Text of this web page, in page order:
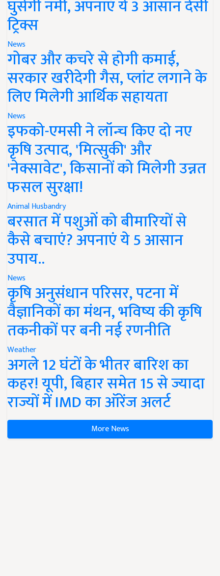
घुसेगी नमी, अपनाएं ये 3 आसान देसी
ट्रिक्स
News
गोबर और कचरे से होगी कमाई,
सरकार खरीदेगी गैस, प्लांट लगाने के
लिए मिलेगी आर्थिक सहायता
News
इफको-एमसी ने लॉन्च किए दो नए
कृषि उत्पाद, 'मित्सुकी' और
'नेक्सावेट', किसानों को मिलेगी उन्नत
फसल सुरक्षा!
Animal Husbandry
बरसात में पशुओं को बीमारियों से
कैसे बचाएं? अपनाएं ये 5 आसान
उपाय..
News
कृषि अनुसंधान परिसर, पटना में
वैज्ञानिकों का मंथन, भविष्य की कृषि
तकनीकों पर बनी नई रणनीति
Weather
अगले 12 घंटों के भीतर बारिश का
कहर! यूपी, बिहार समेत 15 से ज्यादा
राज्यों में IMD का ऑरेंज अलर्ट
More News